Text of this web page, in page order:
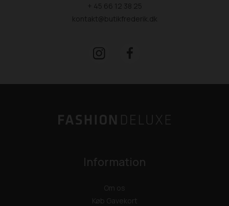
+ 45 66 12 38 25
kontakt@butikfrederik.dk
Information
Om os
Køb Gavekort